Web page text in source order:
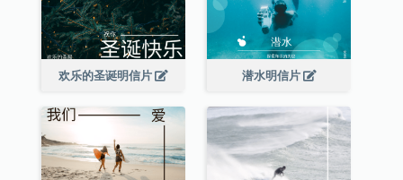
欢乐的圣诞明信片 潜水明信片